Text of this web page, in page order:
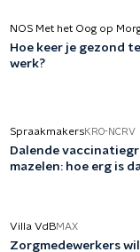
NOS Met het Oog op
Hoe keer je gezond
werk?
SpraakmakersKRO-NCRV
Dalende
mazelen: hoe erg is
Villa VdBMAX
Zorgmedewerkers